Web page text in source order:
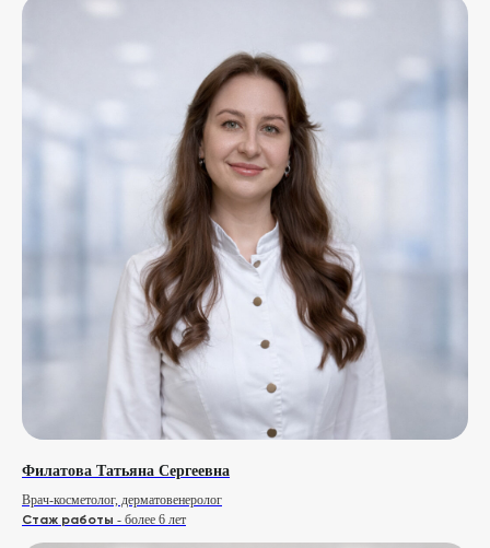
Филатова Татьяна Сергеевна
Врач-косметолог, дерматовенеролог
Стаж работы - более 6 лет